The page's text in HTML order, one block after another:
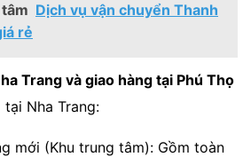
Dịch vụ vận chuyển Thanh
rẻ
Trang và giao hàng tại Phú Thọ
Nha Trang:
mới (Khu trung tâm): Gồm toàn